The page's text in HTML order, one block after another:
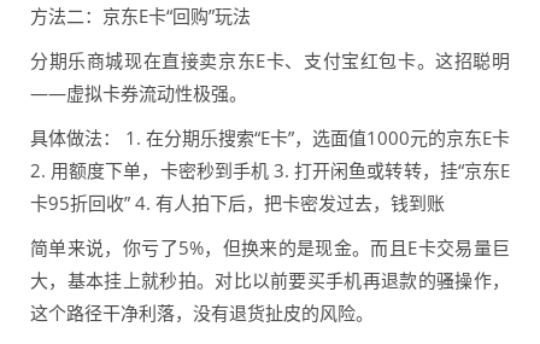
方法二：京东E卡“回购”玩法
分期乐商城现在直接卖京东E卡、支付宝红包卡。这招聪明
——虚拟卡券流动性极强。
具体做法： 1. 在分期乐搜索“E卡”，选面值1000元的京东E卡
2. 用额度下单，卡密秒到手机 3. 打开闲鱼或转转，挂“京东E
卡95折回收” 4. 有人拍下后，把卡密发过去，钱到账
简单来说，你亏了5%，但换来的是现金。而且E卡交易量巨
大，基本挂上就秒拍。对比以前要买手机再退款的骚操作，
这个路径干净利落，没有退货扯皮的风险。